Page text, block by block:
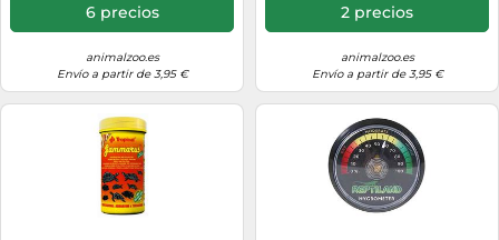
6 precios
animalzoo.es
Envío a partir de 3,95 €
2 precios
animalzoo.es
Envío a partir de 3,95 €